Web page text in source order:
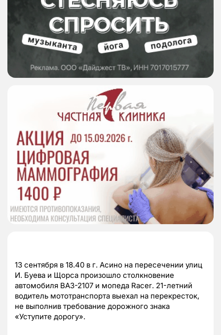
13 сентября в 18.40 в г. Асино на пересечении улиц
И. Буева и Щорса произошло столкновение
автомобиля ВАЗ-2107 и мопеда Racer. 21-летний
водитель мототранспорта выехал на перекресток,
не выполнив требование дорожного знака
«Уступите дорогу».